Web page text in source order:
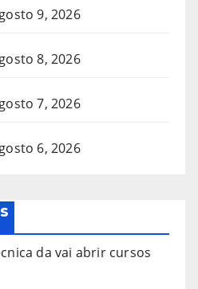
9, 2026
8, 2026
7, 2026
6, 2026
da vai abrir cursos